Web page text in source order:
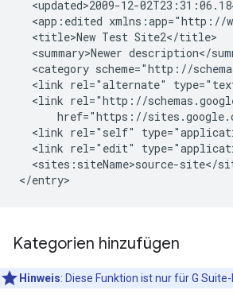
<updated>2009-12-
<app:edited xmlns:app="http://
  <title>
New Test Site2</title>
  <summary>
Newer description</
<category scheme="http://
<link rel="alternate"
<link rel="http://
href="https://
<link rel="self"
<link rel="edit"
  <sites:siteName>
source-site</
Kategorien hinzufügen
Hinweis: Diese Funktion ist nur für G